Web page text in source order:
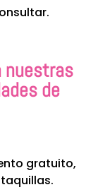
nuestras
de
gratuito,